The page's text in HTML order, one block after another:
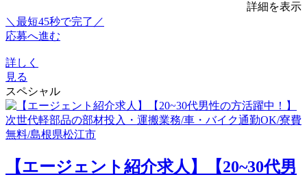
詳細を表示
＼最短45秒で完了／
応募へ進む
詳しく
見る
スペシャル
【エージェント紹介求人】【20~30代男